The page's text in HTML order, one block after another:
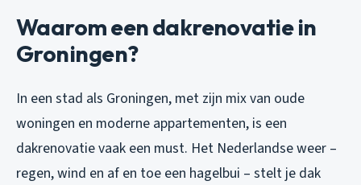
Waarom een dakrenovatie in
Groningen?
In een stad als Groningen, met zijn mix van oude
woningen en moderne appartementen, is een
dakrenovatie vaak een must. Het Nederlandse weer –
regen, wind en af en toe een hagelbui – stelt je dak